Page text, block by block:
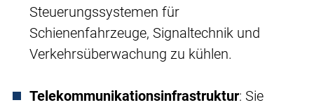
Steuerungssystemen für
Schienenfahrzeuge, Signaltechnik und
Verkehrsüberwachung zu kühlen.
Telekommunikationsinfrastruktur: Sie